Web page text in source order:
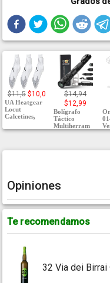
$11,5 $10,0
UA Heatgear
Locut
Calcetines,
$14,94
$12,99
Bolígrafo
Táctico
Multiherram
Opiniones
Te recomendamos
32 Via dei Birrai